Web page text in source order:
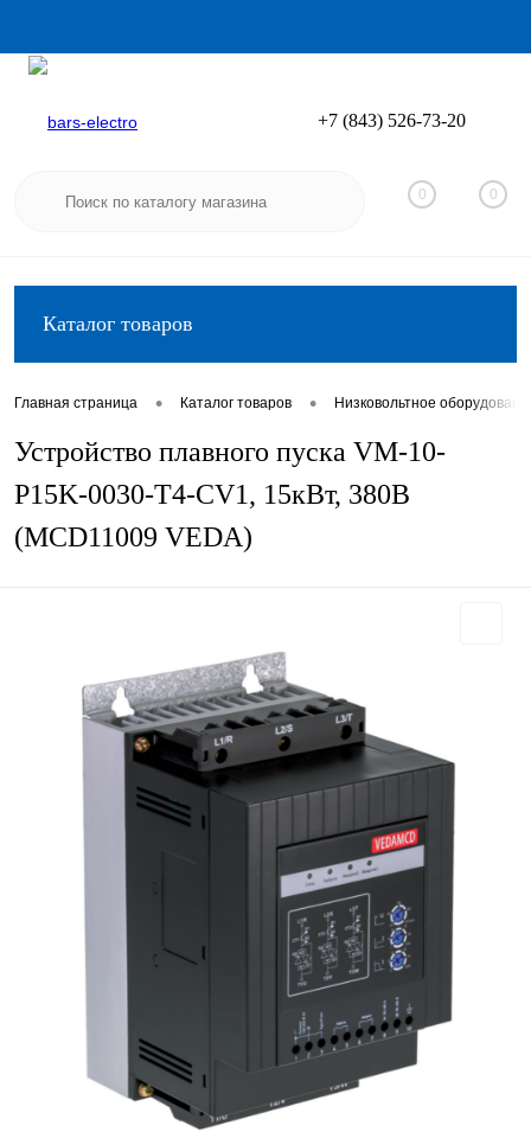
Вход
+7 (843) 526-73-20
0 0
Каталог товаров
Главная страница • Каталог товаров • Низковольтное
Устройство плавного пуска VM-10-
P15K-0030-T4-CV1, 15кВт, 380В
(MCD11009 VEDA)